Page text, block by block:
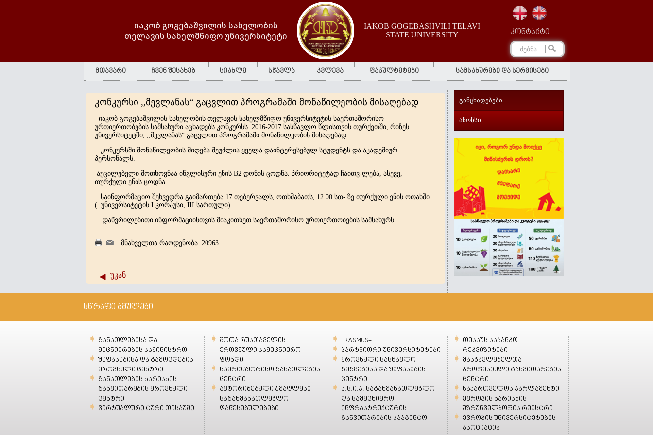
იაკობ გოგებაშვილის სახელობის
თელავის სახელმწიფო უნივერსიტეტი
IAKOB GOGEBASHVILI TELAVI
STATE UNIVERSITY
კონტაქტი
მთავარი ჩვენ შესახებ სიახლე სწავლა კვლევა ფაკულტეტები სამსახურები და სერვისები
კონკურსი ,,მევლანას“ გაცვლით პროგრამაში მონაწილეობის მისაღებად
იაკობ გოგებაშვილის სახელობის თელავის სახელმწიფო უნივერსიტეტის საერთაშორისო
ურთიერთობების სამსახური აცხადებს კონკურსს 2016-2017 სასწავლო წლისთვის თურქეთში, რიზეს
უნივერსიტეტში, ,,მევლანას“ გაცვლით პროგრამაში მონაწილეობის მისაღებად.
კონკურსში მონაწილეობის მიღება შეუძლია ყველა დაინტერესებულ სტუდენტს და აკადემიურ
პერსონალს.
აუცილებელი მოთხოვნაა ინგლისური ენის B2 დონის ცოდნა. პრიორიტეტად ჩაითვ-ლება, ასევე,
თურქული ენის ცოდნა.
საინფორმაციო შეხვედრა გაიმართება 17 თებერვალს, ოთხშაბათს, 12:00 სთ- ზე თურქული ენის ოთახში
( უნივერსიტეტის I კორპუსი, III სართული).
დაწვრილებითი ინფორმაციისთვის მიაკითხეთ საერთაშორისო ურთიერთობების სამსახურს.
მნახველთა რაოდენობა: 20963
უკან
განცხადებები
ანონსი
სწრაფი ბმულები
განათლებისა და
მეცნიერების სამინისტრო
შეფასებისა და გამოცდების
ეროვნული ცენტრი
განათლების ხარისხის
განვითარების ეროვნული
ცენტრი
ვირტუალური ტური თესაუში
შოთა რუსთაველის
ეროვნული სამეცნიერო
ფონდი
საერთაშორისო განათლების
ცენტრი
ავტორიზებული უმაღლესი
საგანმანათლებლო
დაწესებულებები
ERASMUS+
პარტნიორი უნივერსიტეტები
ეროვნული სასწავლო
გეგმებისა და შეფასების
ცენტრი
ს.ს.ი.პ. საგანმანათლებლო
და სამეცნიერო
ინფრასტრუქტურის
განვითარების სააგენტო
თესაუს საბანკო
რეკვიზიტები
მასწავლებელთა
პროფესიული განვითარების
ცენტრი
საქართველოს პარლამენტი
ევროპის ხარისხის
უზრუნველყოფის რეესტრი
ევროპის უნივერსიტეტების
ასოციაცია